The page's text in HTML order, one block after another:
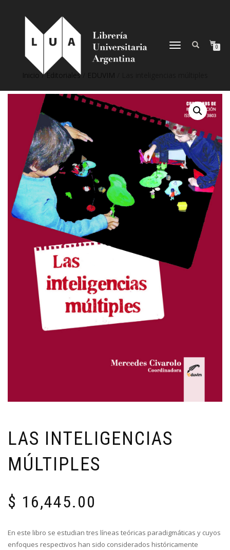
NAVEGACIÓN
0
/Editoriales/
LAS INTELIGENCIAS
MÚLTIPLES
$ 16,445.00
En este libro se estudian tres líneas teóricas paradigmáticas y cuyos
enfoques respectivos han sido considerados históricamente